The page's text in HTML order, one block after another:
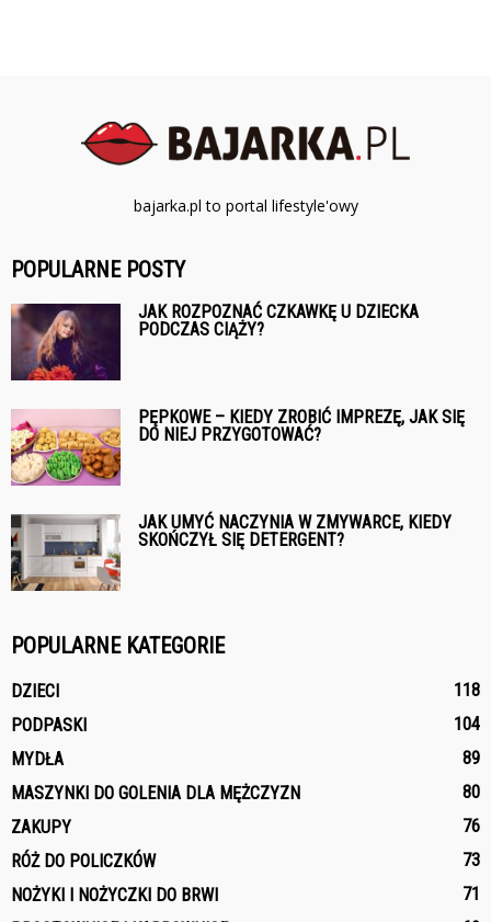
bajarka.pl to portal lifestyle'owy
POPULARNE POSTY
JAK ROZPOZNAĆ CZKAWKĘ U DZIECKA
PODCZAS CIĄŻY?
PĘPKOWE – KIEDY ZROBIĆ IMPREZĘ, JAK SIĘ
DO NIEJ PRZYGOTOWAĆ?
JAK UMYĆ NACZYNIA W ZMYWARCE, KIEDY
SKOŃCZYŁ SIĘ DETERGENT?
POPULARNE KATEGORIE
DZIECI
118
PODPASKI
104
MYDŁA
89
MASZYNKI DO GOLENIA DLA MĘŻCZYZN
80
ZAKUPY
76
RÓŻ DO POLICZKÓW
73
NOŻYKI I NOŻYCZKI DO BRWI
71